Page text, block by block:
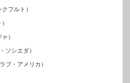
フルト）
）
ソシエダ）
ブ・アメリカ）